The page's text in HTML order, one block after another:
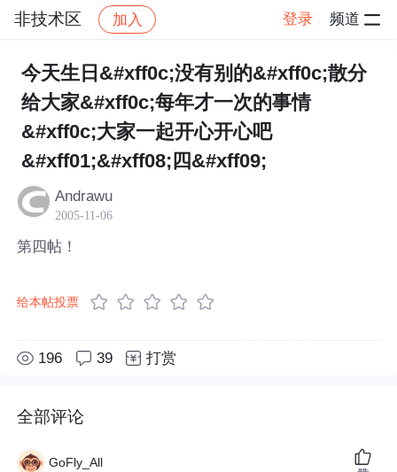
非技术区 加入 登录 频道
社区 非技术区 帖子详情
今天生日&#xff0c;没有别的&#xff0c;散分
给大家&#xff0c;每年才一次的事情
&#xff0c;大家一起开心开心吧
&#xff01;&#xff08;四&#xff09;
Andrawu
2005-11-06
第四帖！
给本帖投票
196 39 打赏
全部评论
GoFly_All